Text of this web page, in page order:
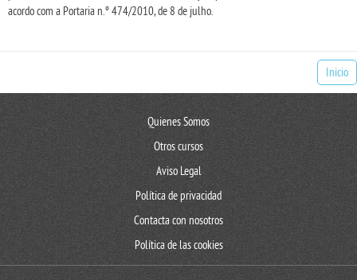
acordo com a Portaria n.º 474/2010, de 8 de julho.
Inicio
Quienes Somos
Otros cursos
Aviso Legal
Política de privacidad
Contacta con nosotros
Política de las cookies